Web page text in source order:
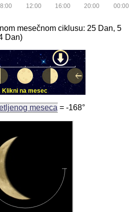
00:00
20:00
16:00
12:00
mesečnom ciklusu: 25 Dan, 5
Dan)
Klikni na mesec
meseca = -168°